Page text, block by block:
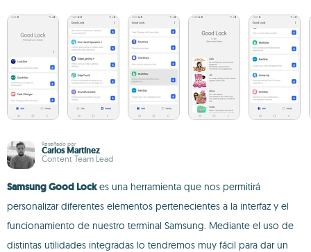
Reseñado por
Carlos Martínez
Content Team Lead
Samsung Good Lockes una herramienta que nos permitirá
personalizar diferentes elementos pertenecientes a la interfaz y el
funcionamiento de nuestro terminal Samsung. Mediante el uso de
distintas utilidades integradas lo tendremos muy fácil para dar un